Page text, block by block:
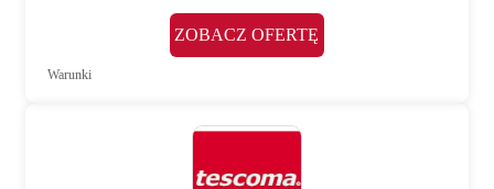
ZOBACZ OFERTĘ
Warunki